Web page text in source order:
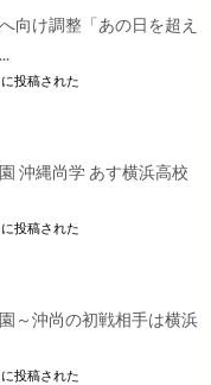
向け調整「あの日を超え
投稿された
沖縄尚学 あす横浜高校
投稿された
～沖尚の初戦相手は横浜
投稿された